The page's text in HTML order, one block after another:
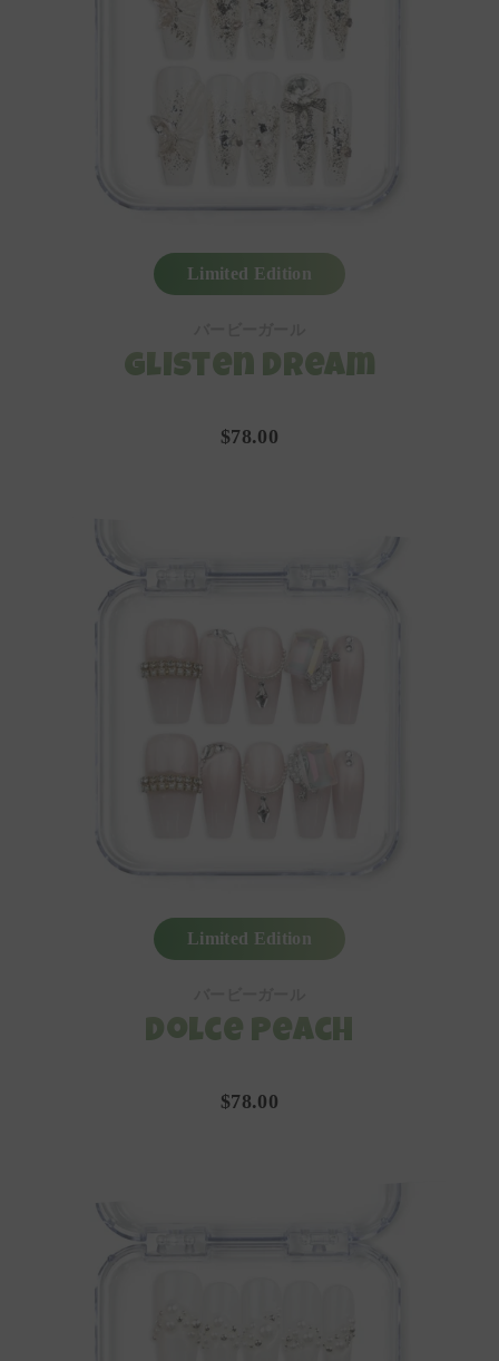
Limited Edition
Glisten Dream
$78.00
Limited Edition
Dolce Peach
$78.00